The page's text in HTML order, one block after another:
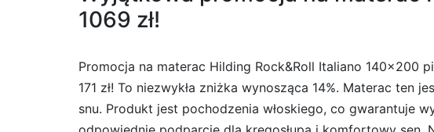
1069 zł!
Promocja na materac Hilding Rock&Roll Italiano 140×200
171 zł! To niezwykła zniżka wynosząca 14%. Materac
snu. Produkt jest pochodzenia włoskiego, co gwarantuje